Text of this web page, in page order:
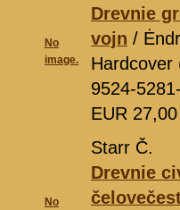
No
image.
Drevnie
vojn /
Hardcover
9524-
EUR
No
Starr Č.
Drevnie